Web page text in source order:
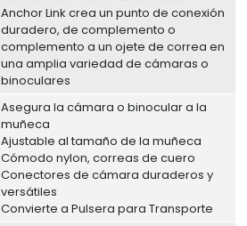
Anchor Link crea un punto de conexión
duradero, de complemento o
complemento a un ojete de correa en
una amplia variedad de cámaras o
binoculares
Asegura la cámara o binocular a la
muñeca
Ajustable al tamaño de la muñeca
Cómodo nylon, correas de cuero
Conectores de cámara duraderos y
versátiles
Convierte a Pulsera para Transporte